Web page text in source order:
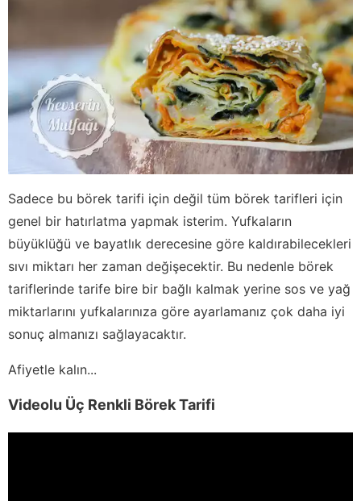
Sadece bu börek tarifi için değil tüm börek tarifleri için
genel bir hatırlatma yapmak isterim. Yufkaların
büyüklüğü ve bayatlık derecesine göre kaldırabilecekleri
sıvı miktarı her zaman değişecektir. Bu nedenle börek
tariflerinde tarife bire bir bağlı kalmak yerine sos ve yağ
miktarlarını yufkalarınıza göre ayarlamanız çok daha iyi
sonuç almanızı sağlayacaktır.
Afiyetle kalın...
Videolu Üç Renkli Börek Tarifi